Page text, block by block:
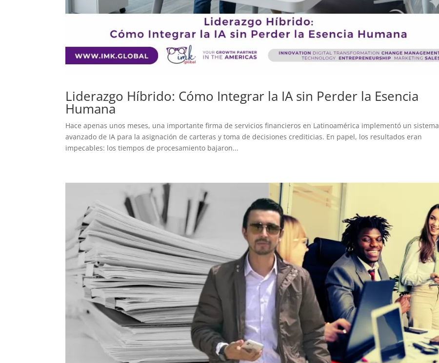
Liderazgo Híbrido: Cómo Integrar la IA sin Perder la Esencia
Humana
Hace apenas unos meses, una importante firma de servicios financieros en Latinoamérica implementó un sistema
avanzado de IA para la asignación de carteras y toma de decisiones crediticias. En papel, los resultados eran
impecables: los tiempos de procesamiento bajaron...